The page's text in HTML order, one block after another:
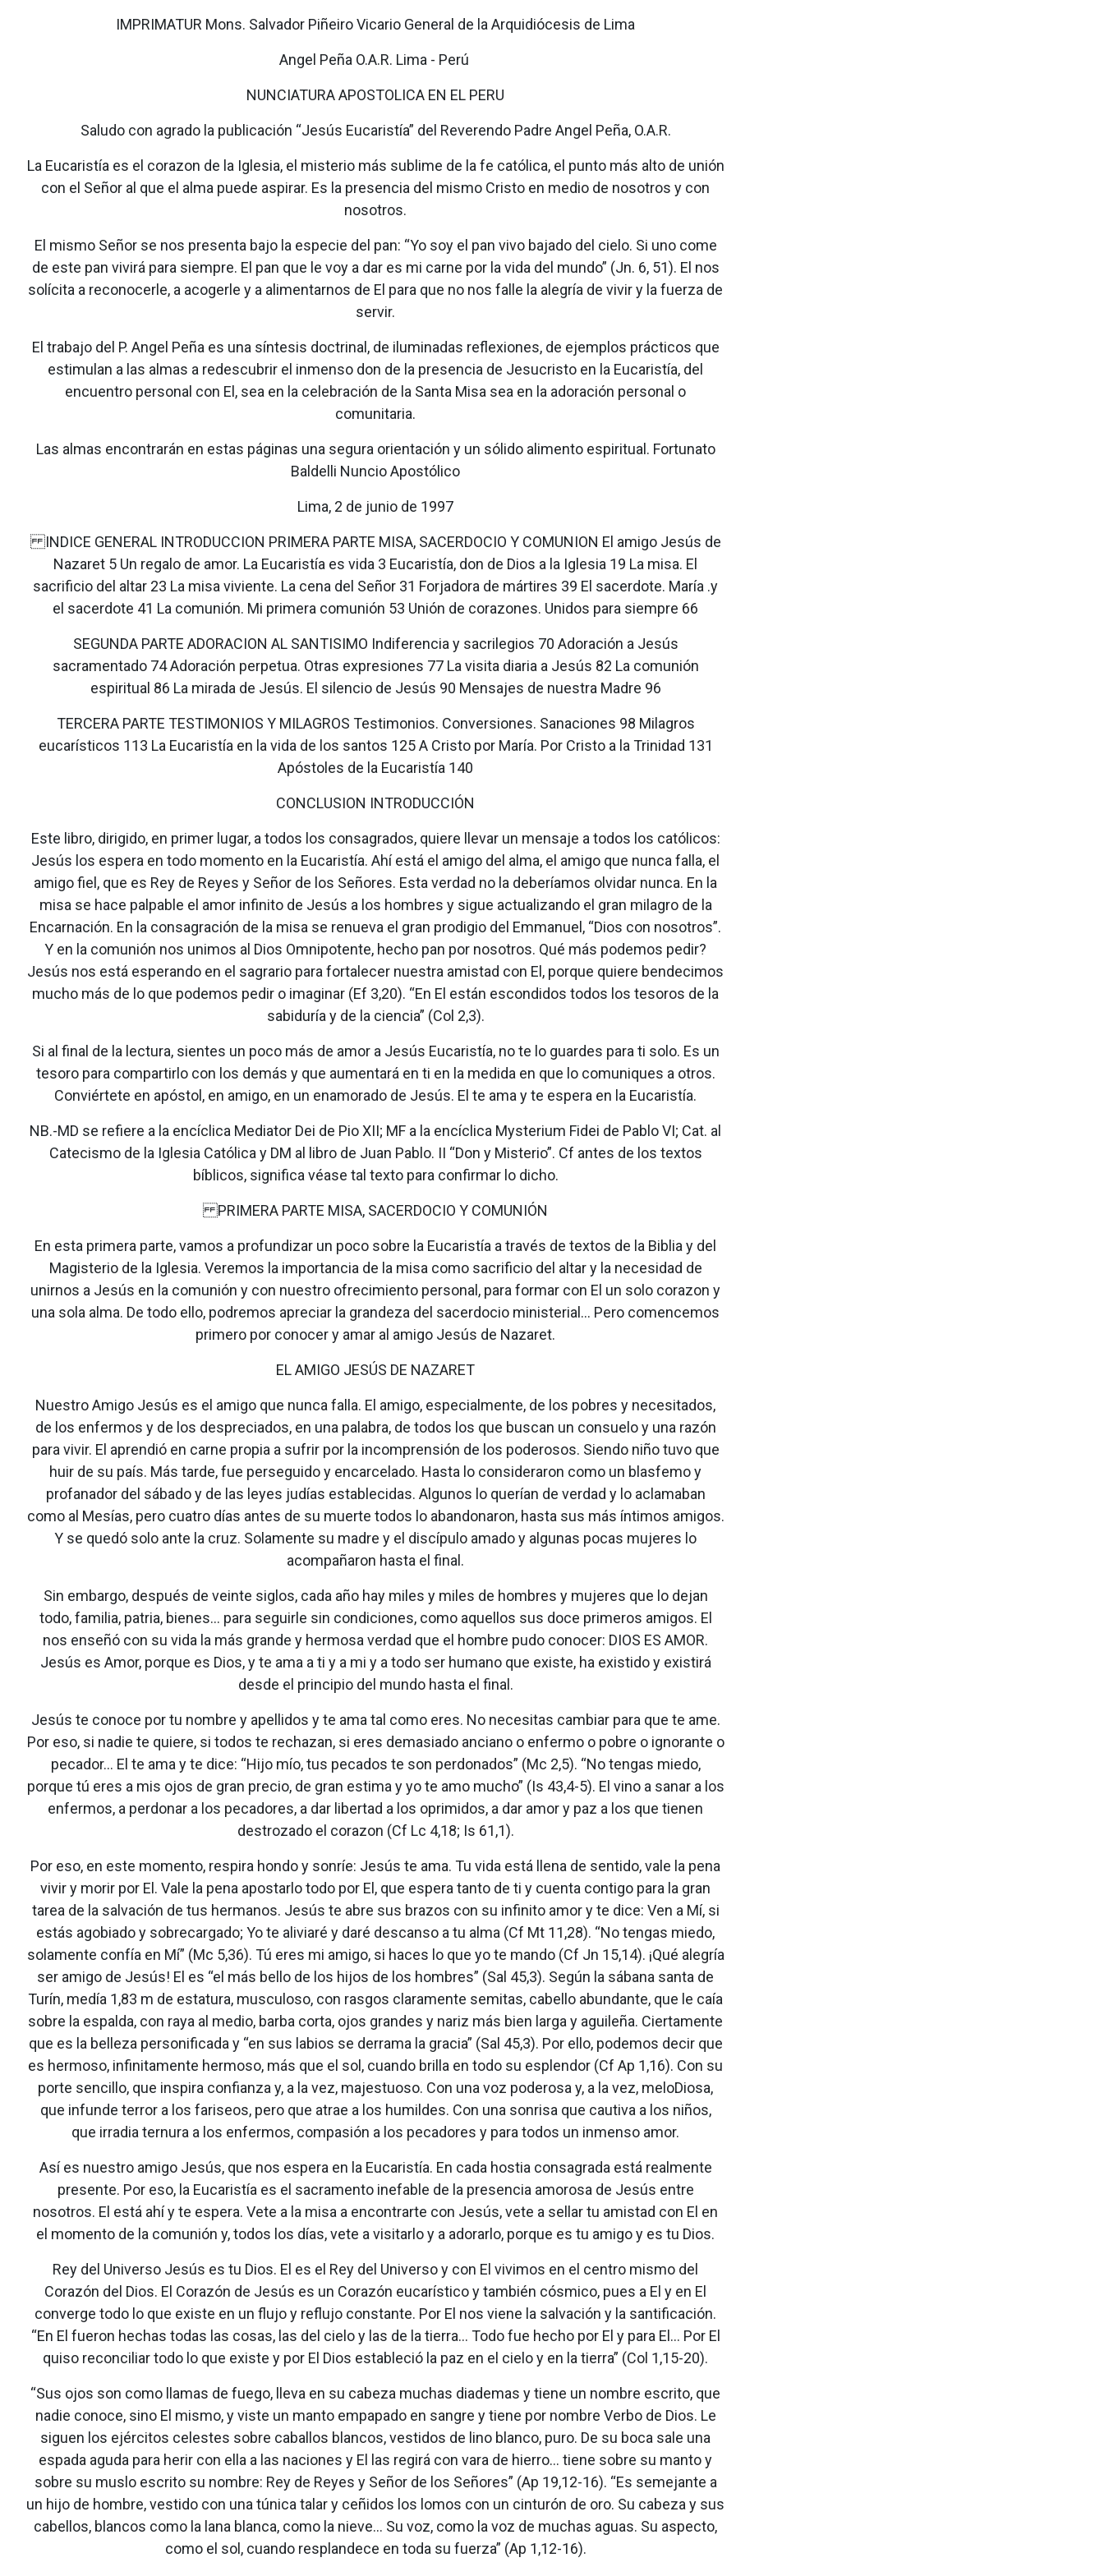
IMPRIMATUR Mons. Salvador Piñeiro Vicario General de la Arquidiócesis de Lima
Angel Peña O.A.R. Lima - Perú
NUNCIATURA APOSTOLICA EN EL PERU
Saludo con agrado la publicación “Jesús Eucaristía” del Reverendo Padre Angel Peña, O.A.R.
La Eucaristía es el corazon de la Iglesia, el misterio más sublime de la fe católica, el punto más alto de unión
con el Señor al que el alma puede aspirar. Es la presencia del mismo Cristo en medio de nosotros y con
nosotros.
El mismo Señor se nos presenta bajo la especie del pan: “Yo soy el pan vivo bajado del cielo. Si uno come
de este pan vivirá para siempre. El pan que le voy a dar es mi carne por la vida del mundo” (Jn. 6, 51). El nos
solícita a reconocerle, a acogerle y a alimentarnos de El para que no nos falle la alegría de vivir y la fuerza de
servir.
El trabajo del P. Angel Peña es una síntesis doctrinal, de iluminadas reflexiones, de ejemplos prácticos que
estimulan a las almas a redescubrir el inmenso don de la presencia de Jesucristo en la Eucaristía, del
encuentro personal con El, sea en la celebración de la Santa Misa sea en la adoración personal o
comunitaria.
Las almas encontrarán en estas páginas una segura orientación y un sólido alimento espiritual. Fortunato
Baldelli Nuncio Apostólico
Lima, 2 de junio de 1997
INDICE GENERAL INTRODUCCION PRIMERA PARTE MISA, SACERDOCIO Y COMUNION El amigo Jesús de
Nazaret 5 Un regalo de amor. La Eucaristía es vida 3 Eucaristía, don de Dios a la Iglesia 19 La misa. El
sacrificio del altar 23 La misa viviente. La cena del Señor 31 Forjadora de mártires 39 El sacerdote. María .y
el sacerdote 41 La comunión. Mi primera comunión 53 Unión de corazones. Unidos para siempre 66
SEGUNDA PARTE ADORACION AL SANTISIMO Indiferencia y sacrilegios 70 Adoración a Jesús
sacramentado 74 Adoración perpetua. Otras expresiones 77 La visita diaria a Jesús 82 La comunión
espiritual 86 La mirada de Jesús. El silencio de Jesús 90 Mensajes de nuestra Madre 96
TERCERA PARTE TESTIMONIOS Y MILAGROS Testimonios. Conversiones. Sanaciones 98 Milagros
eucarísticos 113 La Eucaristía en la vida de los santos 125 A Cristo por María. Por Cristo a la Trinidad 131
Apóstoles de la Eucaristía 140
CONCLUSION INTRODUCCIÓN
Este libro, dirigido, en primer lugar, a todos los consagrados, quiere llevar un mensaje a todos los católicos:
Jesús los espera en todo momento en la Eucaristía. Ahí está el amigo del alma, el amigo que nunca falla, el
amigo fiel, que es Rey de Reyes y Señor de los Señores. Esta verdad no la deberíamos olvidar nunca. En la
misa se hace palpable el amor infinito de Jesús a los hombres y sigue actualizando el gran milagro de la
Encarnación. En la consagración de la misa se renueva el gran prodigio del Emmanuel, “Dios con nosotros”.
Y en la comunión nos unimos al Dios Omnipotente, hecho pan por nosotros. Qué más podemos pedir?
Jesús nos está esperando en el sagrario para fortalecer nuestra amistad con El, porque quiere bendecimos
mucho más de lo que podemos pedir o imaginar (Ef 3,20). “En El están escondidos todos los tesoros de la
sabiduría y de la ciencia” (Col 2,3).
Si al final de la lectura, sientes un poco más de amor a Jesús Eucaristía, no te lo guardes para ti solo. Es un
tesoro para compartirlo con los demás y que aumentará en ti en la medida en que lo comuniques a otros.
Conviértete en apóstol, en amigo, en un enamorado de Jesús. El te ama y te espera en la Eucaristía.
NB.-MD se refiere a la encíclica Mediator Dei de Pio XII; MF a la encíclica Mysterium Fidei de Pablo VI; Cat. al
Catecismo de la Iglesia Católica y DM al libro de Juan Pablo. II “Don y Misterio”. Cf antes de los textos
bíblicos, significa véase tal texto para confirmar lo dicho.
PRIMERA PARTE MISA, SACERDOCIO Y COMUNIÓN
En esta primera parte, vamos a profundizar un poco sobre la Eucaristía a través de textos de la Biblia y del
Magisterio de la Iglesia. Veremos la importancia de la misa como sacrificio del altar y la necesidad de
unirnos a Jesús en la comunión y con nuestro ofrecimiento personal, para formar con El un solo corazon y
una sola alma. De todo ello, podremos apreciar la grandeza del sacerdocio ministerial... Pero comencemos
primero por conocer y amar al amigo Jesús de Nazaret.
EL AMIGO JESÚS DE NAZARET
Nuestro Amigo Jesús es el amigo que nunca falla. El amigo, especialmente, de los pobres y necesitados,
de los enfermos y de los despreciados, en una palabra, de todos los que buscan un consuelo y una razón
para vivir. El aprendió en carne propia a sufrir por la incomprensión de los poderosos. Siendo niño tuvo que
huir de su país. Más tarde, fue perseguido y encarcelado. Hasta lo consideraron como un blasfemo y
profanador del sábado y de las leyes judías establecidas. Algunos lo querían de verdad y lo aclamaban
como al Mesías, pero cuatro días antes de su muerte todos lo abandonaron, hasta sus más íntimos amigos.
Y se quedó solo ante la cruz. Solamente su madre y el discípulo amado y algunas pocas mujeres lo
acompañaron hasta el final.
Sin embargo, después de veinte siglos, cada año hay miles y miles de hombres y mujeres que lo dejan
todo, familia, patria, bienes... para seguirle sin condiciones, como aquellos sus doce primeros amigos. El
nos enseñó con su vida la más grande y hermosa verdad que el hombre pudo conocer: DIOS ES AMOR.
Jesús es Amor, porque es Dios, y te ama a ti y a mi y a todo ser humano que existe, ha existido y existirá
desde el principio del mundo hasta el final.
Jesús te conoce por tu nombre y apellidos y te ama tal como eres. No necesitas cambiar para que te ame.
Por eso, si nadie te quiere, si todos te rechazan, si eres demasiado anciano o enfermo o pobre o ignorante o
pecador... El te ama y te dice: “Hijo mío, tus pecados te son perdonados” (Mc 2,5). “No tengas miedo,
porque tú eres a mis ojos de gran precio, de gran estima y yo te amo mucho” (Is 43,4-5). El vino a sanar a los
enfermos, a perdonar a los pecadores, a dar libertad a los oprimidos, a dar amor y paz a los que tienen
destrozado el corazon (Cf Lc 4,18; Is 61,1).
Por eso, en este momento, respira hondo y sonríe: Jesús te ama. Tu vida está llena de sentido, vale la pena
vivir y morir por El. Vale la pena apostarlo todo por El, que espera tanto de ti y cuenta contigo para la gran
tarea de la salvación de tus hermanos. Jesús te abre sus brazos con su infinito amor y te dice: Ven a Mí, si
estás agobiado y sobrecargado; Yo te aliviaré y daré descanso a tu alma (Cf Mt 11,28). “No tengas miedo,
solamente confía en Mí” (Mc 5,36). Tú eres mi amigo, si haces lo que yo te mando (Cf Jn 15,14). ¡Qué alegría
ser amigo de Jesús! El es “el más bello de los hijos de los hombres” (Sal 45,3). Según la sábana santa de
Turín, medía 1,83 m de estatura, musculoso, con rasgos claramente semitas, cabello abundante, que le caía
sobre la espalda, con raya al medio, barba corta, ojos grandes y nariz más bien larga y aguileña. Ciertamente
que es la belleza personificada y “en sus labios se derrama la gracia” (Sal 45,3). Por ello, podemos decir que
es hermoso, infinitamente hermoso, más que el sol, cuando brilla en todo su esplendor (Cf Ap 1,16). Con su
porte sencillo, que inspira confianza y, a la vez, majestuoso. Con una voz poderosa y, a la vez, meloDiosa,
que infunde terror a los fariseos, pero que atrae a los humildes. Con una sonrisa que cautiva a los niños,
que irradia ternura a los enfermos, compasión a los pecadores y para todos un inmenso amor.
Así es nuestro amigo Jesús, que nos espera en la Eucaristía. En cada hostia consagrada está realmente
presente. Por eso, la Eucaristía es el sacramento inefable de la presencia amorosa de Jesús entre
nosotros. El está ahí y te espera. Vete a la misa a encontrarte con Jesús, vete a sellar tu amistad con El en
el momento de la comunión y, todos los días, vete a visitarlo y a adorarlo, porque es tu amigo y es tu Dios.
Rey del Universo Jesús es tu Dios. El es el Rey del Universo y con El vivimos en el centro mismo del
Corazón del Dios. El Corazón de Jesús es un Corazón eucarístico y también cósmico, pues a El y en El
converge todo lo que existe en un flujo y reflujo constante. Por El nos viene la salvación y la santificación.
“En El fueron hechas todas las cosas, las del cielo y las de la tierra... Todo fue hecho por El y para El... Por El
quiso reconciliar todo lo que existe y por El Dios estableció la paz en el cielo y en la tierra” (Col 1,15-20).
“Sus ojos son como llamas de fuego, lleva en su cabeza muchas diademas y tiene un nombre escrito, que
nadie conoce, sino El mismo, y viste un manto empapado en sangre y tiene por nombre Verbo de Dios. Le
siguen los ejércitos celestes sobre caballos blancos, vestidos de lino blanco, puro. De su boca sale una
espada aguda para herir con ella a las naciones y El las regirá con vara de hierro... tiene sobre su manto y
sobre su muslo escrito su nombre: Rey de Reyes y Señor de los Señores” (Ap 19,12-16). “Es semejante a
un hijo de hombre, vestido con una túnica talar y ceñidos los lomos con un cinturón de oro. Su cabeza y sus
cabellos, blancos como la lana blanca, como la nieve... Su voz, como la voz de muchas aguas. Su aspecto,
como el sol, cuando resplandece en toda su fuerza” (Ap 1,12-16).